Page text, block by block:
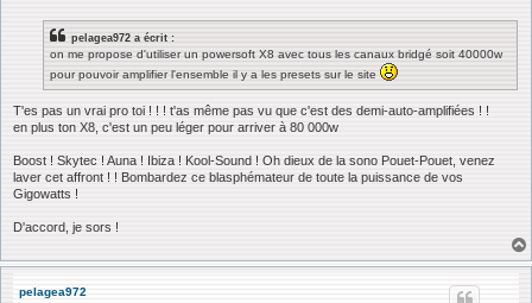
pelagea972 a écrit :
on me propose d'utiliser un powersoft X8 avec tous les canaux bridgé soit 40000w
pour pouvoir amplifier l'ensemble il y a les presets sur le site
T'es pas un vrai pro toi ! ! ! t'as même pas vu que c'est des demi-auto-amplifiées ! !
en plus ton X8, c'est un peu léger pour arriver à 80 000w
Boost ! Skytec ! Auna ! Ibiza ! Kool-Sound ! Oh dieux de la sono Pouet-Pouet, venez
laver cet affront ! ! Bombardez ce blasphémateur de toute la puissance de vos
Gigowatts !
D'accord, je sors !
pelagea972